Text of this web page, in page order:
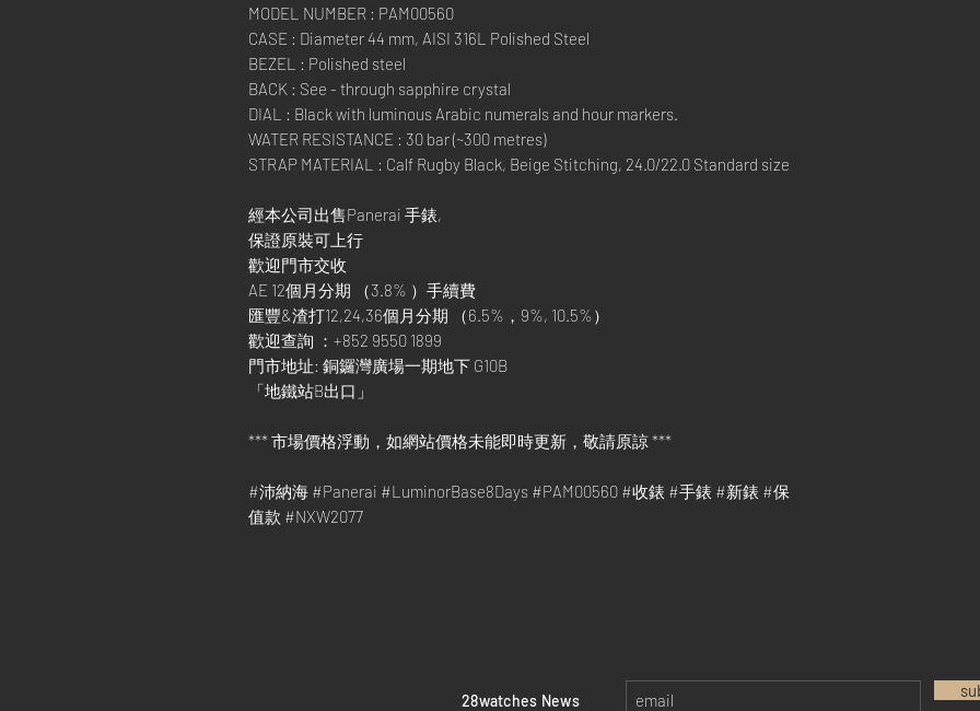
MODEL NUMBER : PAM00560
CASE : Diameter 44 mm, AISI 316L Polished Steel
BEZEL : Polished steel
BACK : See - through sapphire crystal
DIAL : Black with luminous Arabic numerals and hour markers.
WATER RESISTANCE : 30 bar (~300 metres)
STRAP MATERIAL : Calf Rugby Black, Beige Stitching, 24.0/22.0 Standard size
經本公司出售Panerai 手錶,
保證原裝可上行
歡迎門市交收
AE 12個月分期 （3.8% ）手續費
匯豐&渣打12,24,36個月分期 （6.5%，9%, 10.5%）
歡迎查詢 ：+852 9550 1899
門市地址: 銅鑼灣廣場一期地下 G10B
「地鐵站B出口」
*** 市場價格浮動，如網站價格未能即時更新，敬請原諒 ***
#沛納海 #Panerai #LuminorBase8Days #PAM00560 #收錶 #手錶 #新錶 #保
值款 #NXW2077
​28watches News